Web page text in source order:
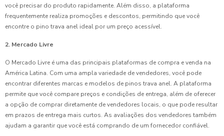
você precisar do produto rapidamente. Além disso, a plataforma
frequentemente realiza promoções e descontos, permitindo que você
encontre o pino trava anel ideal por um preço acessível.
2. Mercado Livre
O Mercado Livre é uma das principais plataformas de compra e venda na
América Latina. Com uma ampla variedade de vendedores, você pode
encontrar diferentes marcas e modelos de pinos trava anel. A plataforma
permite que você compare preços e condições de entrega, além de oferecer
a opção de comprar diretamente de vendedores locais, o que pode resultar
em prazos de entrega mais curtos. As avaliações dos vendedores também
ajudam a garantir que você está comprando de um fornecedor confiável.